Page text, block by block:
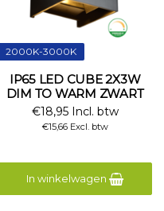
2000K-3000K
IP65 LED CUBE 2X3W
DIM TO WARM ZWART
€18,95 Incl. btw
€15,66 Excl. btw
In winkelwagen